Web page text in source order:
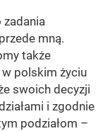
mną.
także
polskim życiu
swoich decyzji
i zgodnie
podziałom –